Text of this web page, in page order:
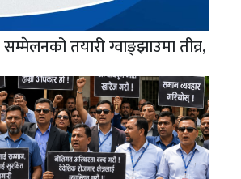
तयारी ग्वाङ्झाउमा तीव्र,